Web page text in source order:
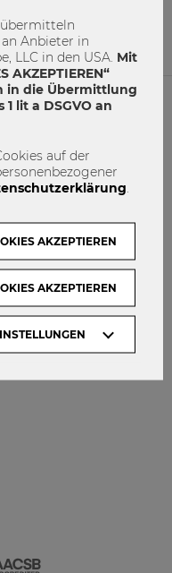
übermitteln
Anbieter in
LLC in den USA. Mit
AKZEPTIEREN“
in die Übermittlung
lit a DSGVO an
auf der
AKZEPTIEREN
AKZEPTIEREN